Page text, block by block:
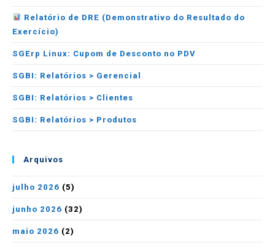
Relatório de DRE (Demonstrativo do Resultado do
Exercício)
SGErp Linux: Cupom de Desconto no PDV
SGBI: Relatórios > Gerencial
SGBI: Relatórios > Clientes
SGBI: Relatórios > Produtos
Arquivos
julho 2026 (5)
junho 2026 (32)
maio 2026 (2)